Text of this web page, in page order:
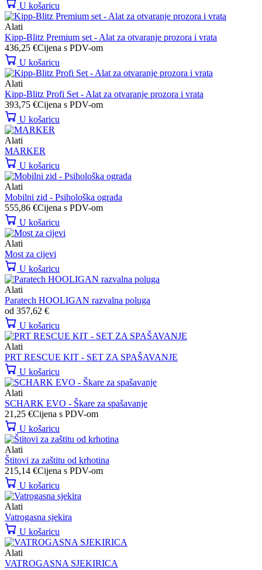
U košaricu
Alati
Kipp-Blitz Premium set - Alat za otvaranje prozora i vrata
436,25 €Cijena s PDV-om
U košaricu
Alati
Kipp-Blitz Profi Set - Alat za otvaranje prozora i vrata
393,75 €Cijena s PDV-om
U košaricu
Alati
MARKER
U košaricu
Alati
Mobilni zid - Psihološka ograda
555,86 €Cijena s PDV-om
U košaricu
Alati
Most za cijevi
U košaricu
Alati
Paratech HOOLIGAN razvalna poluga
od 357,62 €
U košaricu
Alati
PRT RESCUE KIT - SET ZA SPAŠAVANJE
U košaricu
Alati
SCHARK EVO - Škare za spašavanje
21,25 €Cijena s PDV-om
U košaricu
Alati
Štitovi za zaštitu od krhotina
215,14 €Cijena s PDV-om
U košaricu
Alati
Vatrogasna sjekira
U košaricu
Alati
VATROGASNA SJEKIRICA